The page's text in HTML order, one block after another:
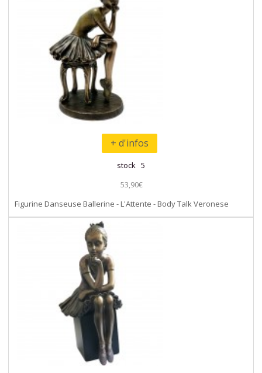
+ d'infos
stock 5
53,90€
Figurine Danseuse Ballerine - L'Attente - Body Talk Veronese